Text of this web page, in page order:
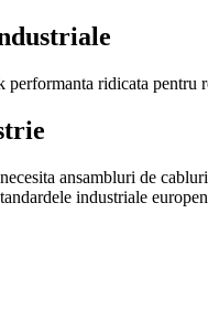
performanta ridicata pentru
ansambluri de
industriale